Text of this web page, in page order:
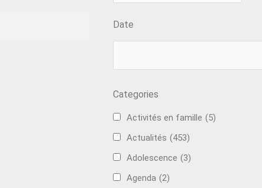
Date
Categories
Activités en famille (5)
Actualités (453)
Adolescence (3)
Agenda (2)